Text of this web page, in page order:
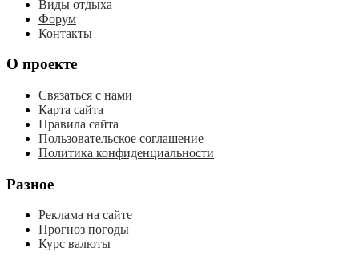
Виды отдыха
Форум
Контакты
О проекте
Связаться с нами
Карта сайта
Правила сайта
Пользовательское соглашение
Политика конфиденциальности
Разное
Реклама на сайте
Прогноз погоды
Курс валюты